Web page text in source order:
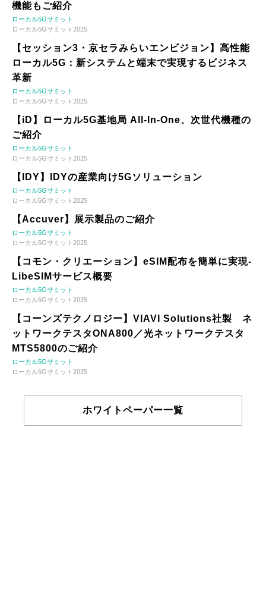
機能もご紹介
ローカル5Gサミット
ローカル5Gサミット2025
【セッション3・京セラみらいエンビジョン】高性能
ローカル5G：新システムと端末で実現するビジネス
革新
ローカル5Gサミット
ローカル5Gサミット2025
【iD】ローカル5G基地局 All-In-One、次世代機種の
ご紹介
ローカル5Gサミット
ローカル5Gサミット2025
【IDY】IDYの産業向け5Gソリューション
ローカル5Gサミット
ローカル5Gサミット2025
【Accuver】展示製品のご紹介
ローカル5Gサミット
ローカル5Gサミット2025
【コモン・クリエーション】eSIM配布を簡単に実現-
LibeSIMサービス概要
ローカル5Gサミット
ローカル5Gサミット2025
【コーンズテクノロジー】VIAVI Solutions社製 ネ
ットワークテスタONA800／光ネットワークテスタ
MTS5800のご紹介
ローカル5Gサミット
ローカル5Gサミット2025
ホワイトペーパー一覧